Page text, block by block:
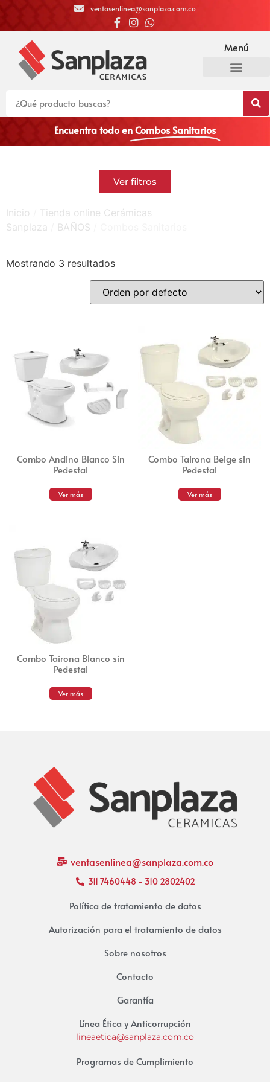
ventasenlinea@sanplaza.com.co
Menú
Encuentra todo enCombos Sanitarios
Ver filtros
Inicio
Tienda online Cerámicas
Sanplaza
BAÑOS
Mostrando 3 resultados
Combo Andino Blanco Sin
Pedestal
Ver más
Combo Tairona Beige sin
Pedestal
Ver más
Combo Tairona Blanco sin
Pedestal
Ver más
ventasenlinea@sanplaza.com.co
311 7460448 - 310 2802402
Política de tratamiento de datos
Autorización para el tratamiento de datos
Sobre nosotros
Contacto
Garantía
Línea Ética y Anticorrupción
lineaetica@sanplaza.com.co
Programas de Cumplimiento